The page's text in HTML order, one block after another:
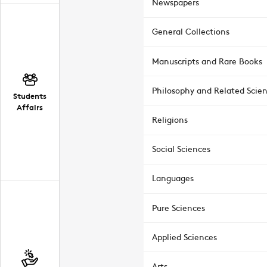
Students
Affairs
General Collections
Manuscripts and Rare Books
Philosophy and Related
Religions
Social Sciences
Languages
Pure Sciences
Applied Sciences